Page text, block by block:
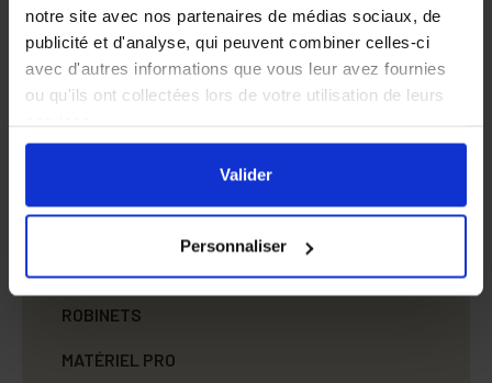
notre site avec nos partenaires de médias sociaux, de
publicité et d'analyse, qui peuvent combiner celles-ci
avec d'autres informations que vous leur avez fournies
ou qu'ils ont collectées lors de votre utilisation de leurs
En cliquant sur le boutonValidervous acceptez
l'ensemble des cookies de notre site ainsi que ceux de
nos partenaires. Vous pouvez également choisir les
Valider
Personnaliser
Extracteur de miel électrique
Pressoirs miel
ROBINETS
MATÉRIEL PRO